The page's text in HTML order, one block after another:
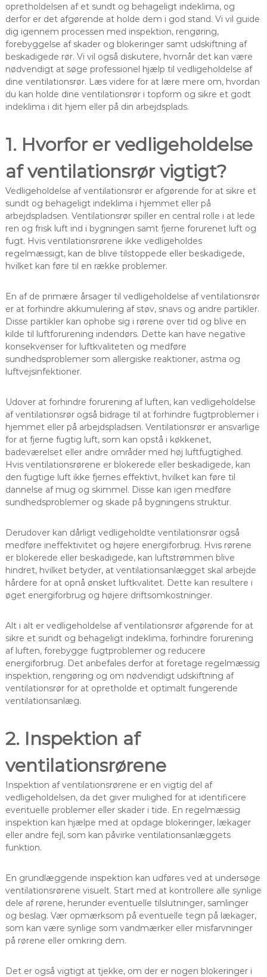
opretholdelsen af et sundt og behageligt indeklima, og
derfor er det afgørende at holde dem i god stand. Vi vil guide
dig igennem processen med inspektion, rengøring,
forebyggelse af skader og blokeringer samt udskiftning af
beskadigede rør. Vi vil også diskutere, hvornår det kan være
nødvendigt at søge professionel hjælp til vedligeholdelse af
dine ventilationsrør. Læs videre for at lære mere om, hvordan
du kan holde dine ventilationsrør i topform og sikre et godt
indeklima i dit hjem eller på din arbejdsplads.
1. Hvorfor er vedligeholdelse
af ventilationsrør vigtigt?
Vedligeholdelse af ventilationsrør er afgørende for at sikre et
sundt og behageligt indeklima i hjemmet eller på
arbejdspladsen. Ventilationsrør spiller en central rolle i at lede
ren og frisk luft ind i bygningen samt fjerne forurenet luft og
fugt. Hvis ventilationsrørene ikke vedligeholdes
regelmæssigt, kan de blive tilstoppede eller beskadigede,
hvilket kan føre til en række problemer.
En af de primære årsager til vedligeholdelse af ventilationsrør
er at forhindre akkumulering af støv, snavs og andre partikler.
Disse partikler kan ophobe sig i rørene over tid og blive en
kilde til luftforurening indendørs. Dette kan have negative
konsekvenser for luftkvaliteten og medføre
sundhedsproblemer som allergiske reaktioner, astma og
luftvejsinfektioner.
Udover at forhindre forurening af luften, kan vedligeholdelse
af ventilationsrør også bidrage til at forhindre fugtproblemer i
hjemmet eller på arbejdspladsen. Ventilationsrør er ansvarlige
for at fjerne fugtig luft, som kan opstå i køkkenet,
badeværelset eller andre områder med høj luftfugtighed.
Hvis ventilationsrørene er blokerede eller beskadigede, kan
den fugtige luft ikke fjernes effektivt, hvilket kan føre til
dannelse af mug og skimmel. Disse kan igen medføre
sundhedsproblemer og skade på bygningens struktur.
Derudover kan dårligt vedligeholdte ventilationsrør også
medføre ineffektivitet og højere energiforbrug. Hvis rørene
er blokerede eller beskadigede, kan luftstrømmen blive
hindret, hvilket betyder, at ventilationsanlægget skal arbejde
hårdere for at opnå ønsket luftkvalitet. Dette kan resultere i
øget energiforbrug og højere driftsomkostninger.
Alt i alt er vedligeholdelse af ventilationsrør afgørende for at
sikre et sundt og behageligt indeklima, forhindre forurening
af luften, forebygge fugtproblemer og reducere
energiforbrug. Det anbefales derfor at foretage regelmæssig
inspektion, rengøring og om nødvendigt udskiftning af
ventilationsrør for at opretholde et optimalt fungerende
ventilationsanlæg.
2. Inspektion af
ventilationsrørene
Inspektion af ventilationsrørene er en vigtig del af
vedligeholdelsen, da det giver mulighed for at identificere
eventuelle problemer eller skader i tide. En regelmæssig
inspektion kan hjælpe med at opdage blokeringer, lækager
eller andre fejl, som kan påvirke ventilationsanlæggets
funktion.
En grundlæggende inspektion kan udføres ved at undersøge
ventilationsrørene visuelt. Start med at kontrollere alle synlige
dele af rørene, herunder eventuelle tilslutninger, samlinger
og beslag. Vær opmærksom på eventuelle tegn på lækager,
som kan være synlige som vandmærker eller misfarvninger
på rørene eller omkring dem.
Det er også vigtigt at tjekke, om der er nogen blokeringer i